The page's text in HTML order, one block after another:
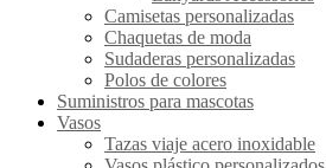
Camisetas personalizadas
Chaquetas de moda
Sudaderas personalizadas
Polos de colores
Suministros para mascotas
Vasos
Tazas viaje acero inoxidable